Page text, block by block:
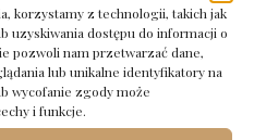
korzystamy z technologii, takich jak
uzyskiwania dostępu do informacji o
pozwoli nam przetwarzać dane,
lub unikalne identyfikatory na
wycofanie zgody może
i funkcje.
15